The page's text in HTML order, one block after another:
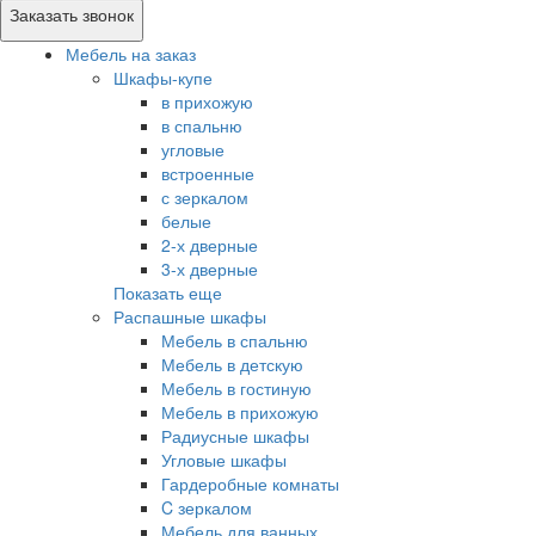
Заказать звонок
Мебель на заказ
Шкафы-купе
в прихожую
в спальню
угловые
встроенные
с зеркалом
белые
2-х дверные
3-х дверные
Показать еще
Распашные шкафы
Мебель в спальню
Мебель в детскую
Мебель в гостиную
Мебель в прихожую
Радиусные шкафы
Угловые шкафы
Гардеробные комнаты
C зеркалом
Мебель для ванных